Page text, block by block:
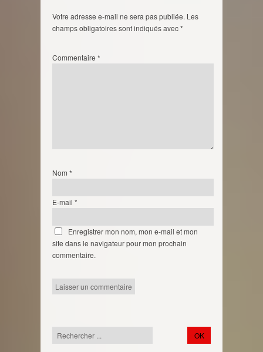
Votre adresse e-mail ne sera pas publiée. Les
champs obligatoires sont indiqués avec*
Commentaire *
Nom *
E-mail *
Enregistrer mon nom, mon e-mail et mon
site dans le navigateur pour mon prochain
commentaire.